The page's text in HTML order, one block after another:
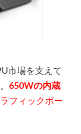
市場を支えて
650Wの内蔵
フィックボー